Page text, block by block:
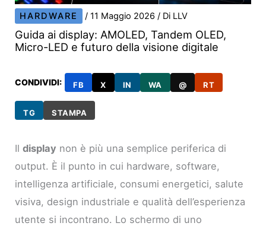
HARDWARE /11 Maggio 2026/ Di LLV
Guida ai display: AMOLED, Tandem OLED,
Micro-LED e futuro della visione digitale
CONDIVIDI: FB X IN WA @ RT
TG STAMPA
Ildisplay non è più una semplice periferica di
output. È il punto in cui hardware, software,
intelligenza artificiale, consumi energetici, salute
visiva, design industriale e qualità dell’esperienza
utente si incontrano. Lo schermo di uno